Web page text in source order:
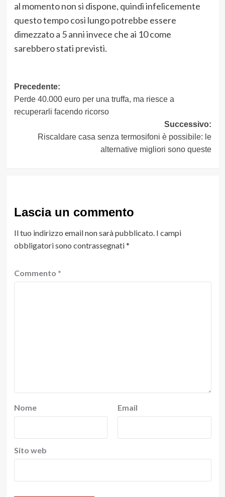
al momento non si dispone, quindi infelicemente
questo tempo cosi lungo potrebbe essere
dimezzato a 5 anni invece che ai 10 come
sarebbero stati previsti.
Navigazione
articolo
Precedente:
Perde 40.000 euro per una truffa, ma riesce a
recuperarli facendo ricorso
Successivo:
Riscaldare casa senza termosifoni è possibile: le
alternative migliori sono queste
Lascia un commento
Il tuo indirizzo email non sarà pubblicato. I campi
obbligatori sono contrassegnati*
Commento *
Nome Email
Sito web